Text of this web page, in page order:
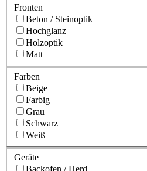
Fronten
Beton / Steinoptik
Hochglanz
Holzoptik
Matt
Farben
Beige
Farbig
Grau
Schwarz
Weiß
Geräte
Backofen / Herd